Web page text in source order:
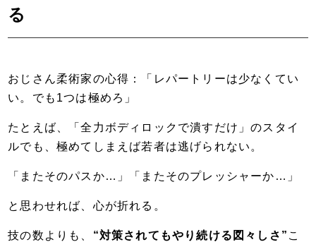
る
おじさん柔術家の心得：「レパートリーは少なくてい
い。でも1つは極めろ」
たとえば、「全力ボディロックで潰すだけ」のスタイ
ルでも、極めてしまえば若者は逃げられない。
「またそのパスか…」「またそのプレッシャーか…」
と思わせれば、心が折れる。
技の数よりも、 “対策されてもやり続ける図々しさ” こ